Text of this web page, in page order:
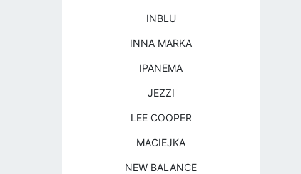
INBLU
INNA MARKA
IPANEMA
JEZZI
LEE COOPER
MACIEJKA
NEW BALANCE